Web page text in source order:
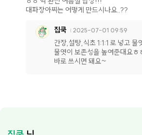
대파장아찌는 어떻게 만드시나요..??
집쿡 2025-07-01 09:59
간장,설탕,식초 1:1:1 로 넣고
물엿이 보존성을 높여준대요ㅎ
바로 쓰시면 돼요~